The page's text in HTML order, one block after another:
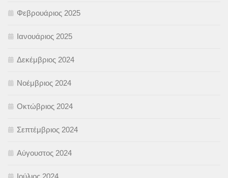
Φεβρουάριος 2025
Ιανουάριος 2025
Δεκέμβριος 2024
Νοέμβριος 2024
Οκτώβριος 2024
Σεπτέμβριος 2024
Αύγουστος 2024